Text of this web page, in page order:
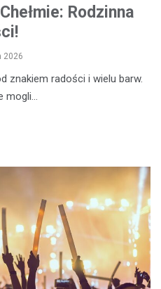
Rodzinna
2026
znakiem radości i wielu barw.
mogli…